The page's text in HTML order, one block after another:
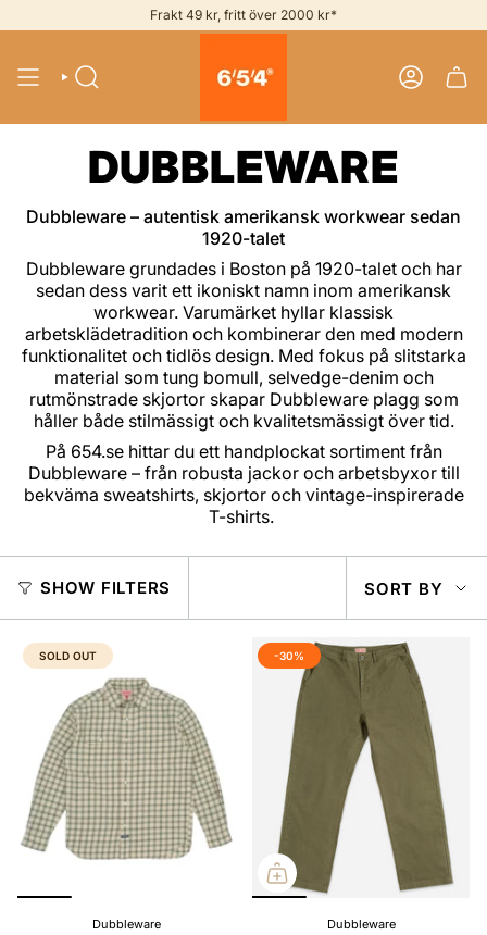
to
Frakt 49 kr, fritt över 2000 kr*
SEARCH ACCOUNT
DUBBLEWARE
Dubbleware – autentisk amerikansk workwear sedan
1920-talet
Dubbleware grundades i Boston på 1920-talet och har
sedan dess varit ett ikoniskt namn inom amerikansk
workwear. Varumärket hyllar klassisk
arbetsklädetradition och kombinerar den med modern
funktionalitet och tidlös design. Med fokus på slitstarka
material som tung bomull, selvedge-denim och
rutmönstrade skjortor skapar Dubbleware plagg som
håller både stilmässigt och kvalitetsmässigt över tid.
På 654.se hittar du ett handplockat sortiment från
Dubbleware – från robusta jackor och arbetsbyxor till
bekväma sweatshirts, skjortor och vintage-inspirerade
T-shirts.
SHOW FILTERS
BY
SORT BY
SOLD OUT
Dubbleware
-30%
Dubbleware